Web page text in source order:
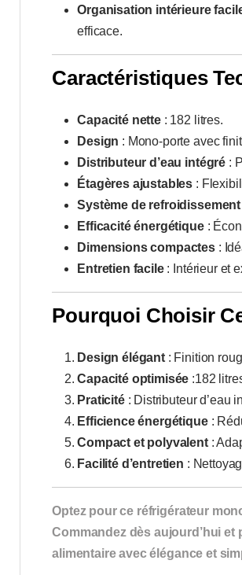
Organisation intérieure
efficace.
Caractéristiques
Capacité nette: 182 litres.
Design : Mono-porte avec
Distributeur d’eau intégré :
Étagères ajustables :
Système de
Efficacité énergétique:
Dimensions compactes :
Entretien facile: Intérieur et
Pourquoi Choisir
Design élégant: Finition
Capacité optimisée :182
Praticité: Distributeur d’eau
Efficience énergétique:
Compact et polyvalent:
Facilité d’entretien :
Optez pour ce réfrigérateur
Commandez dès aujourd’hui
alimentaire avec élégance et